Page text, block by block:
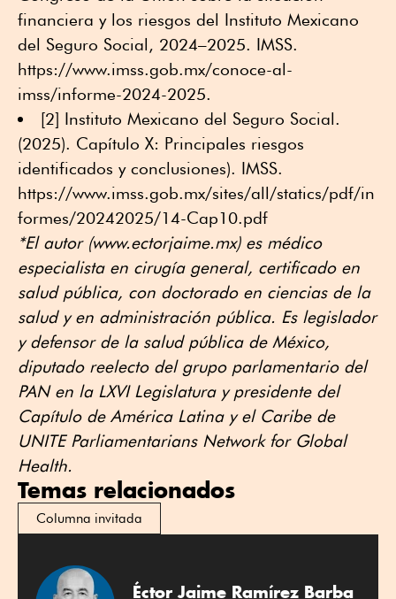
financiera y los riesgos del Instituto Mexicano
del Seguro Social, 2024–2025. IMSS.
https://www.imss.gob.mx/conoce-al-
imss/informe-2024-2025.
[2] Instituto Mexicano del Seguro Social.
(2025). Capítulo X: Principales riesgos
identificados y conclusiones). IMSS.
https://www.imss.gob.mx/sites/all/statics/pdf/in
formes/20242025/14-Cap10.pdf
*El autor (www.ectorjaime.mx) es médico
especialista en cirugía general, certificado en
salud pública, con doctorado en ciencias de la
salud y en administración pública. Es legislador
y defensor de la salud pública de México,
diputado reelecto del grupo parlamentario del
PAN en la LXVI Legislatura y presidente del
Capítulo de América Latina y el Caribe de
UNITE Parliamentarians Network for Global
Health.
Temas relacionados
Columna invitada
Éctor Jaime Ramírez Barba